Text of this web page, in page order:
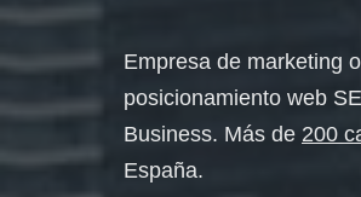
Empresa de marketing
posicionamiento web
Business. Más de 200
España.